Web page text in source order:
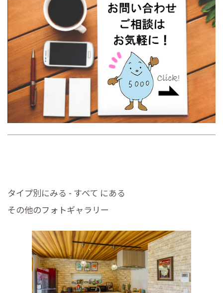
タイプ別にみる - すべて にある
その他のフォトギャラリー